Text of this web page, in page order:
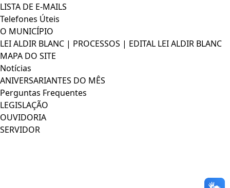
LISTA DE E-MAILS
Telefones Úteis
O MUNICÍPIO
LEI ALDIR BLANC | PROCESSOS | EDITAL LEI ALDIR BLANC
MAPA DO SITE
Notícias
ANIVERSARIANTES DO MÊS
Perguntas Frequentes
LEGISLAÇÃO
OUVIDORIA
SERVIDOR